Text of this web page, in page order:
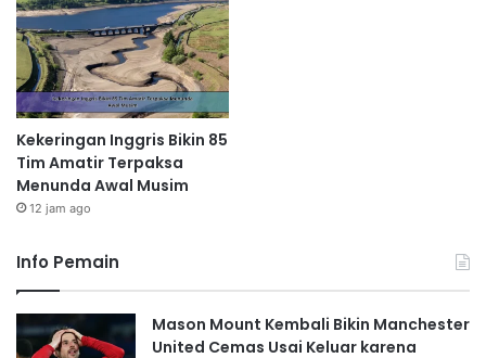
Kekeringan Inggris Bikin 85
Tim Amatir Terpaksa
Menunda Awal Musim
12 jam ago
Info Pemain
Mason Mount Kembali Bikin Manchester
United Cemas Usai Keluar karena